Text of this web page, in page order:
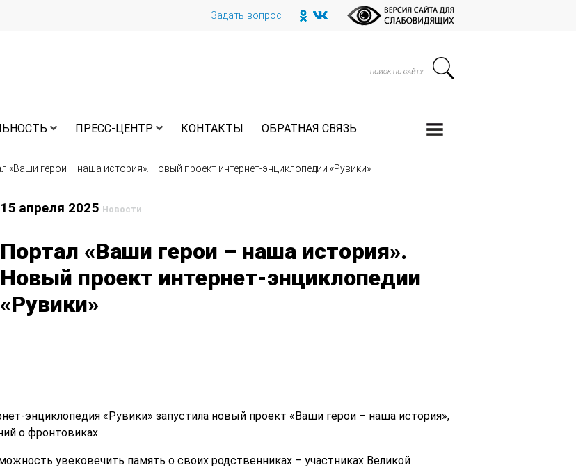
Задать вопрос
ПРЕСС-ЦЕНТР КОНТАКТЫ ОБРАТНАЯ СВЯЗЬ
«Ваши герои – наша история». Новый проект интернет-энциклопедии «Рувики»
15 апреля 2025 Новости
Портал «Ваши герои – наша история».
Новый проект интернет-энциклопедии
«Рувики»
энциклопедия «Рувики» запустила новый проект «Ваши герои – наша история»,
о фронтовиках.
увековечить память о своих родственниках – участниках Великой